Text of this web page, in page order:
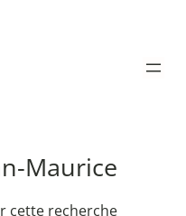
Maurice
cette recherche